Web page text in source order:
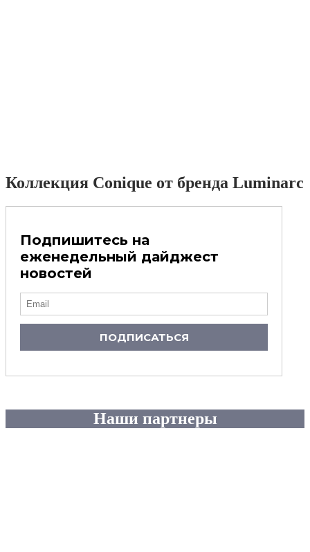
Коллекция Conique от бренда Luminarc
Подпишитесь на
еженедельный дайджест
новостей
ПОДПИСАТЬСЯ
Наши партнеры